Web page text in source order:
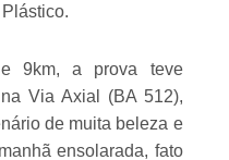
9km, a prova teve
Via Axial (BA 512),
de muita beleza e
ensolarada, fato